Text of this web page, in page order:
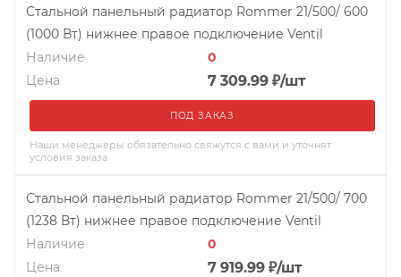
Стальной панельный радиатор Rommer 21/500/ 600
(1000 Вт) нижнее правое подключение Ventil
Наличие
0
Цена
7 309.99 ₽/шт
ПОД ЗАКАЗ
Наши менеджеры обязательно свяжутся с вами и уточнят
условия заказа
Стальной панельный радиатор Rommer 21/500/ 700
(1238 Вт) нижнее правое подключение Ventil
Наличие
0
Цена
7 919.99 ₽/шт